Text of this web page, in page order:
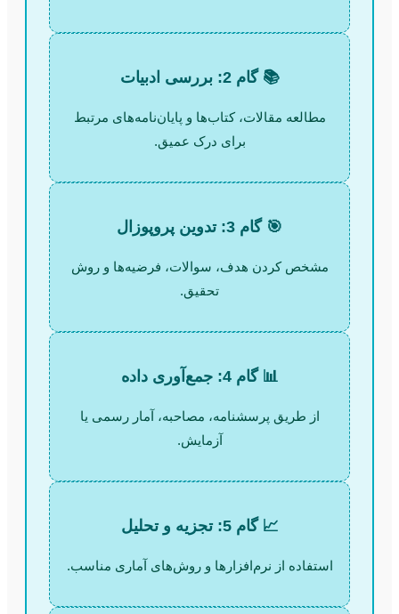
📚 گام 2: بررسی ادبیات
مطالعه مقالات، کتاب‌ها و پایان‌نامه‌های مرتبط
برای درک عمیق.
🎯 گام 3: تدوین پروپوزال
مشخص کردن هدف، سوالات، فرضیه‌ها و روش
تحقیق.
📊 گام 4: جمع‌آوری داده
از طریق پرسشنامه، مصاحبه، آمار رسمی یا
آزمایش.
📈 گام 5: تجزیه و تحلیل
استفاده از نرم‌افزارها و روش‌های آماری مناسب.